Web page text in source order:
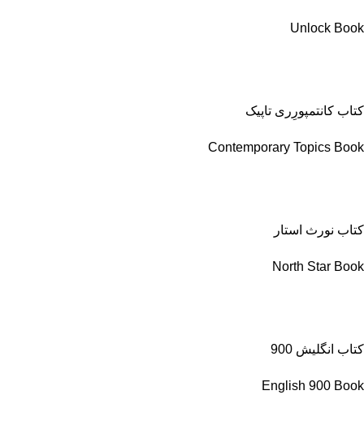
Unlock Book
کتاب کانتمپورِری تاپیک
Contemporary Topics Book
کتاب نورث استار
North Star Book
کتاب انگلیش 900
English 900 Book